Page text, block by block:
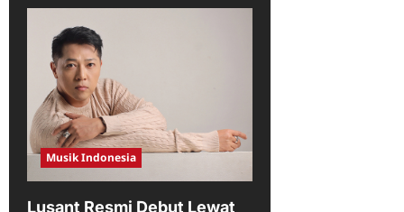
Musik Indonesia
Lusant Resmi Debut Lewat